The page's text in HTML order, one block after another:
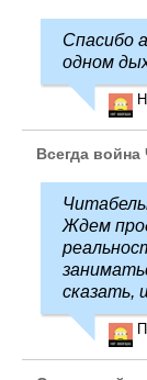
Спасибо
одном
Всегда война
Ждем
сказать,